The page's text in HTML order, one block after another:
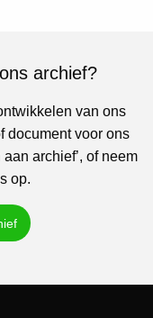
archief?
van ons
document voor ons
archief’, of neem
op.